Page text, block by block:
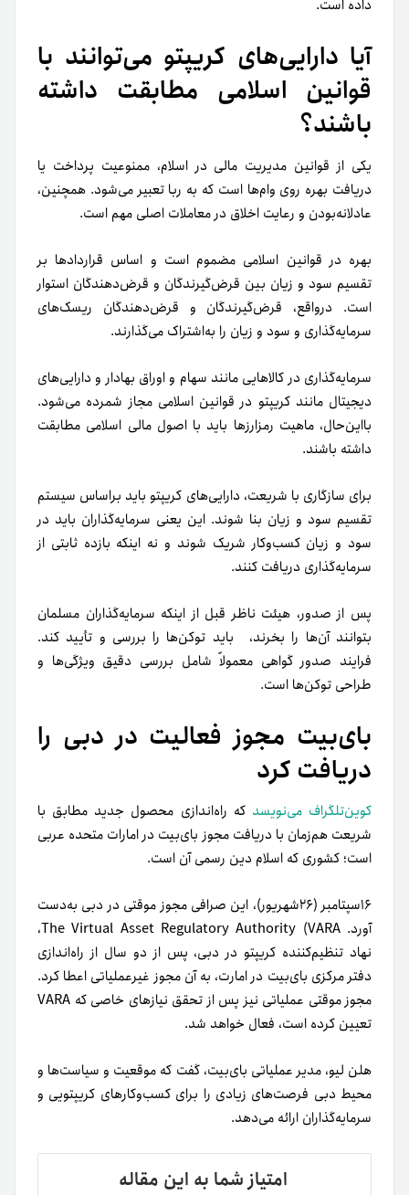
داده است.
آیا دارایی‌های کریپتو می‌توانند با
قوانین اسلامی مطابقت داشته
باشند؟
یکی از قوانین مدیریت مالی در اسلام، ممنوعیت پرداخت یا
دریافت بهره روی وام‌ها است که به ربا تعبیر می‌شود. همچنین،
عادلانه‌بودن و رعایت اخلاق در معاملات اصلی مهم است.
بهره در قوانین اسلامی مضموم است و اساس قراردادها بر
تقسیم سود و زیان بین قرض‌گیرندگان و قرض‌دهندگان استوار
است. درواقع، قرض‌گیرندگان و قرض‌دهندگان ریسک‌های
سرمایه‌گذاری و سود و زیان را به‌اشتراک می‌گذارند.
سرمایه‌گذاری در کالاهایی مانند سهام و اوراق بهادار و دارایی‌های
دیجیتال مانند کریپتو در قوانین اسلامی مجاز شمرده می‌شود.
با‌این‌حال، ماهیت رمزارزها باید با اصول مالی اسلامی مطابقت
داشته باشند.
برای سازگاری با شریعت، دارایی‌های کریپتو باید براساس سیستم
تقسیم سود و زیان بنا شوند. این یعنی سرمایه‌گذاران باید در
سود و زیان کسب‌وکار شریک شوند و نه اینکه بازده ثابتی از
سرمایه‌گذاری دریافت کنند.
پس از صدور، هیئت ناظر قبل از اینکه سرمایه‌گذاران مسلمان
بتوانند آن‌ها را بخرند، باید توکن‌ها را بررسی و تأیید کند.
فرایند صدور گواهی معمولاً شامل بررسی دقیق ویژگی‌ها و
طراحی توکن‌ها است.
بای‌بیت مجوز فعالیت در دبی را
دریافت کرد
کوین‌تلگراف می‌نویسد که راه‌اندازی محصول جدید مطابق با
شریعت هم‌زمان با دریافت مجوز بای‌بیت در امارات متحده عربی
است؛ کشوری که اسلام دین رسمی آن است.
۱۶سپتامبر (۲۶شهریور)، این صرافی مجوز موقتی در دبی به‌دست
آورد.The Virtual Asset Regulatory Authority (VARA،
نهاد تنظیم‌کننده کریپتو در دبی، پس از دو سال از راه‌اندازی
دفتر مرکزی بای‌بیت در امارت، به آن مجوز غیرعملیاتی اعطا کرد.
مجوز موقتی عملیاتی نیز پس از تحقق نیازهای خاصی که VARA
تعیین کرده است، فعال خواهد شد.
هلن لیو، مدیر عملیاتی بای‌بیت، گفت که موقعیت و سیاست‌ها و
محیط دبی فرصت‌های زیادی را برای کسب‌وکارهای کریپتویی و
سرمایه‌گذاران ارائه می‌دهد.
امتیاز شما به این مقاله